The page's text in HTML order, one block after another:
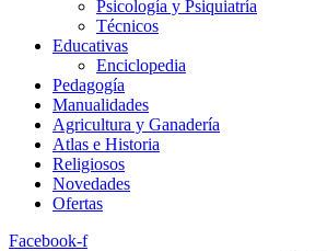
Psicología y Psiquiatría
Técnicos
Educativas
Enciclopedia
Pedagogía
Manualidades
Agricultura y Ganadería
Atlas e Historia
Religiosos
Novedades
Ofertas
Facebook-f